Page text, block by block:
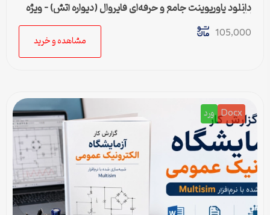
دانلود پاورپوینت جامع و حرفه‌ای فایروال (دیواره آتش) – ویژه
ارائه و پروژه
105,000
مشاهده و خرید
Docx ورد